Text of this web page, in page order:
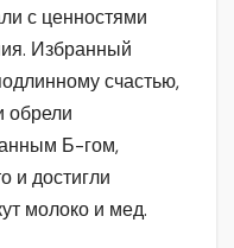
с ценностями
Избранный
счастью,
обрели
Б-гом,
и достигли
молоко и мед.